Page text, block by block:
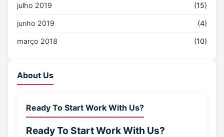
julho 2019 (15)
junho 2019 (4)
março 2018 (10)
About Us
Ready To Start Work With Us?
Ready To StartWork With Us?